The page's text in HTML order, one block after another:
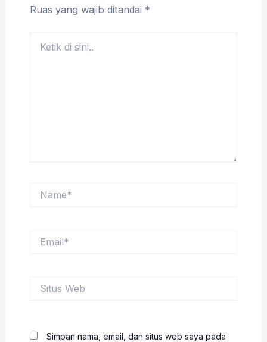
Ruas yang wajib ditandai *
Web
Simpan nama, email, dan situs web saya pada